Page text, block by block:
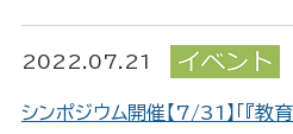
2022.07.21
シンポジウム開催【7/31】「『